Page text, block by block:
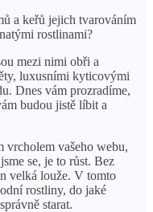
a keřů jejich tvarováním
rostlinami?
mezi nimi obři a
luxusními kyticovými
Dnes vám prozradíme,
budou jistě líbit a
vrcholem vašeho webu,
se, je to růst. Bez
velká louže. V tomto
rostliny, do jaké
starat.